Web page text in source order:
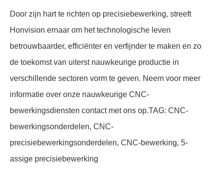
Door zijn hart te richten op precisiebewerking, streeft
Honvision ernaar om het technologische leven
betrouwbaarder, efficiënter en verfijnder te maken en zo
de toekomst van uiterst nauwkeurige productie in
verschillende sectoren vorm te geven. Neem voor meer
informatie over onze nauwkeurige CNC-
bewerkingsdiensten contact met ons op.TAG: CNC-
bewerkingsonderdelen, CNC-
precisiebewerkingsonderdelen, CNC-bewerking, 5-
assige precisiebewerking